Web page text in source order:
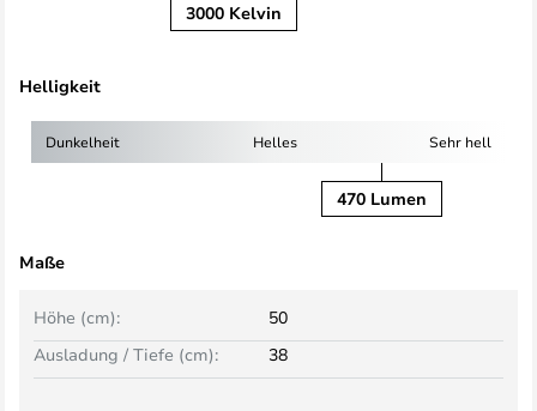
3000 Kelvin
Helligkeit
Dunkelheit Helles Sehr hell
470 Lumen
Maße
Höhe (cm):
50
Ausladung / Tiefe (cm):
38